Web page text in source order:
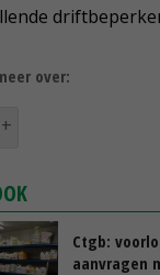
over:
Ctgb:
aanvragen